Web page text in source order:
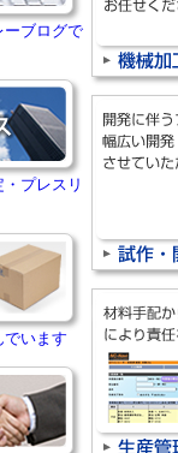
ーブログで
プレスリ
います